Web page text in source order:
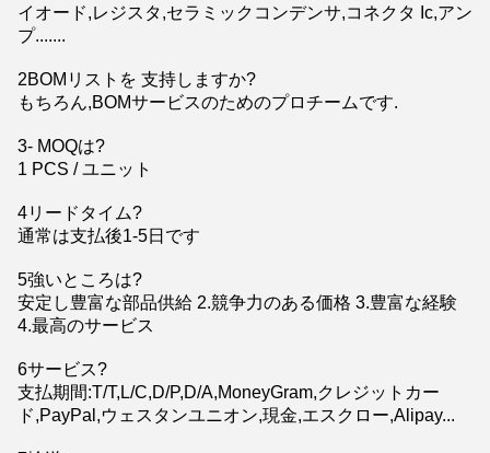
イオード,レジスタ,セラミックコンデンサ,コネクタ Ic,アン
プ.......
2BOMリストを 支持しますか?
もちろん,BOMサービスのためのプロチームです.
3- MOQは?
1 PCS / ユニット
4リードタイム?
通常は支払後1-5日です
5強いところは?
安定し豊富な部品供給 2.競争力のある価格 3.豊富な経験
4.最高のサービス
6サービス?
支払期間:T/T,L/C,D/P,D/A,MoneyGram,クレジットカー
ド,PayPal,ウェスタンユニオン,現金,エスクロー,Alipay...